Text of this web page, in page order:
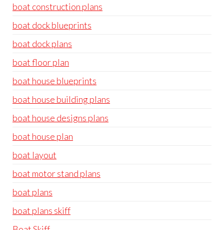
boat construction plans
boat dock blueprints
boat dock plans
boat floor plan
boat house blueprints
boat house building plans
boat house designs plans
boat house plan
boat layout
boat motor stand plans
boat plans
boat plans skiff